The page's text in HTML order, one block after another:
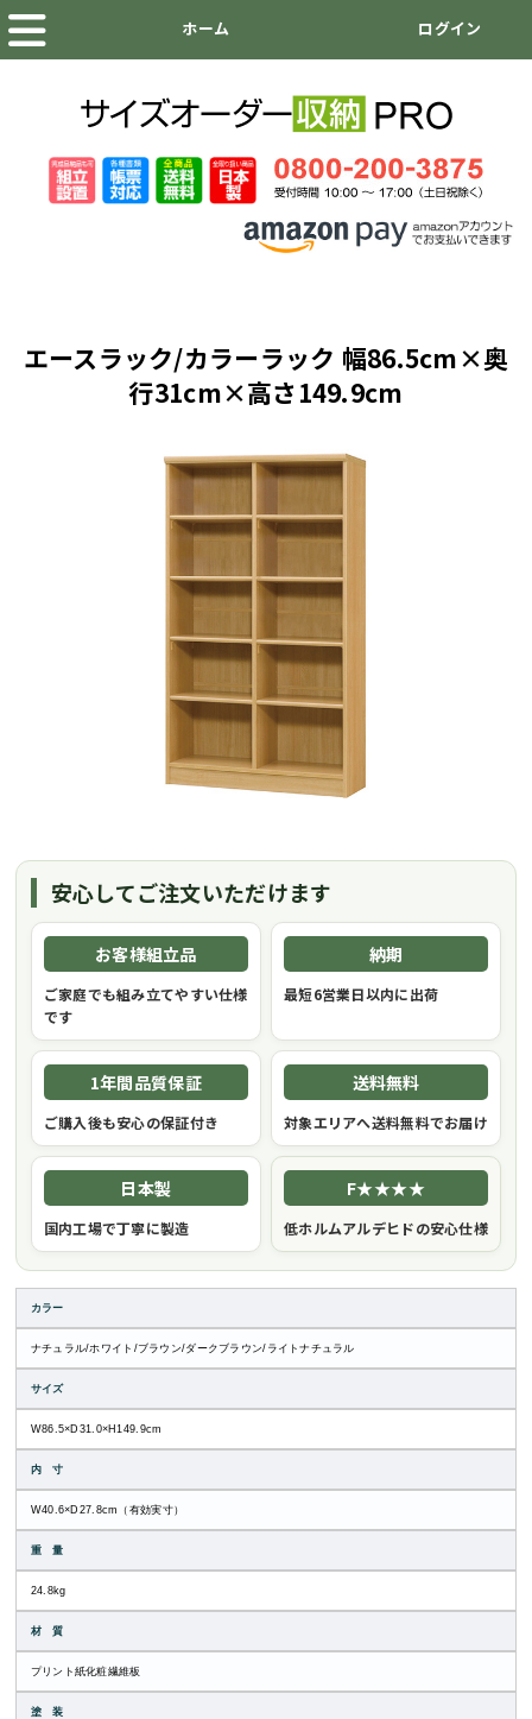
エースラック/カラーラック 幅86.5cm×奥
行31cm×高さ149.9cm
安心してご注文いただけます
お客様組立品
ご家庭でも組み立てやすい仕様
です
納期
最短6営業日以内に出荷
1年間品質保証
ご購入後も安心の保証付き
送料無料
対象エリアへ送料無料でお届け
日本製
国内工場で丁寧に製造
F★★★★
低ホルムアルデヒドの安心仕様
カラー
ナチュラル/ホワイト/ブラウン/ダークブラウン/ライトナチュラル
サイズ
W86.5×D31.0×H149.9cm
内 寸
W40.6×D27.8cm（有効実寸）
重 量
24.8kg
材 質
プリント紙化粧繊維板
塗 装